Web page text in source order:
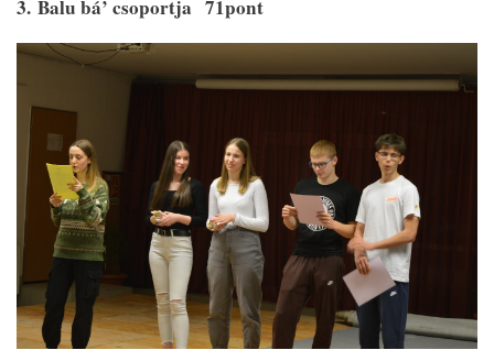
3. Balu bá’ csoportja 71pont